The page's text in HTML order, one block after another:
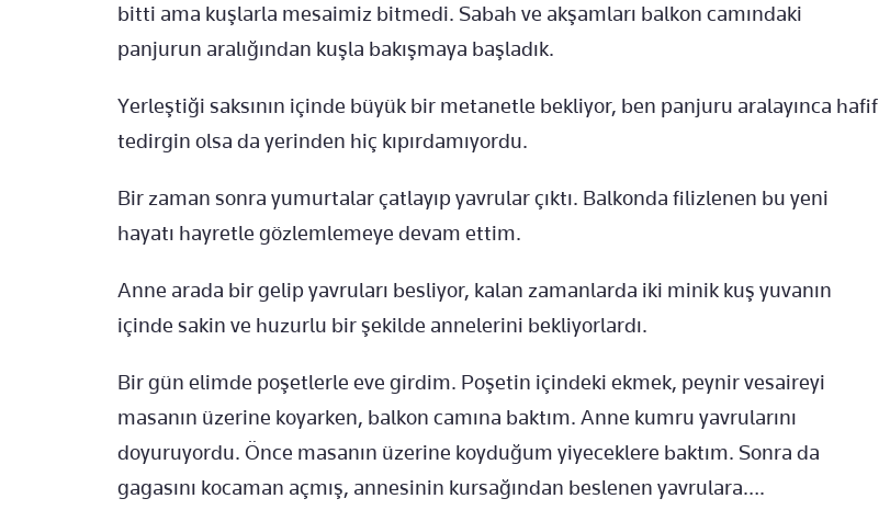
bitti ama kuşlarla mesaimiz bitmedi. Sabah ve akşamları balkon camındaki
panjurun aralığından kuşla bakışmaya başladık.
Yerleştiği saksının içinde büyük bir metanetle bekliyor, ben panjuru aralayınca hafif
tedirgin olsa da yerinden hiç kıpırdamıyordu.
Bir zaman sonra yumurtalar çatlayıp yavrular çıktı. Balkonda filizlenen bu yeni
hayatı hayretle gözlemlemeye devam ettim.
Anne arada bir gelip yavruları besliyor, kalan zamanlarda iki minik kuş yuvanın
içinde sakin ve huzurlu bir şekilde annelerini bekliyorlardı.
Bir gün elimde poşetlerle eve girdim. Poşetin içindeki ekmek, peynir vesaireyi
masanın üzerine koyarken, balkon camına baktım. Anne kumru yavrularını
doyuruyordu. Önce masanın üzerine koyduğum yiyeceklere baktım. Sonra da
gagasını kocaman açmış, annesinin kursağından beslenen yavrulara….